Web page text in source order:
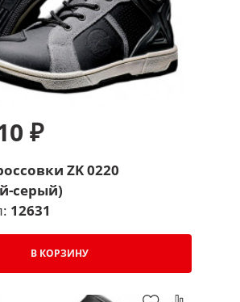
₽
ZK 0220
серый)
12631
В КОРЗИНУ